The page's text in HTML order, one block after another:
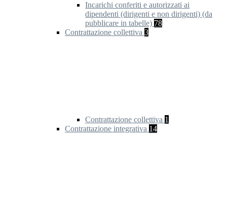
Incarichi conferiti e autorizzati ai
dipendenti (dirigenti e non dirigenti) (da
pubblicare in tabelle) 78
Contrattazione collettiva 3
Contrattazione collettiva 1
Contrattazione integrativa 14